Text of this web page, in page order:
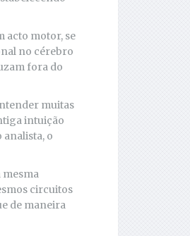
acto motor, se
no cérebro
fora do
muitas
intuição
o
mesma
circuitos
de maneira